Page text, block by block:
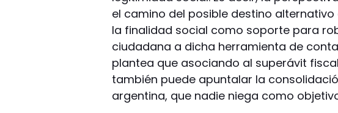
el camino del posible destino
la finalidad social como soporte para
ciudadana a dicha herramienta de
plantea que asociando al superávit
también puede apuntalar la
argentina, que nadie niega como